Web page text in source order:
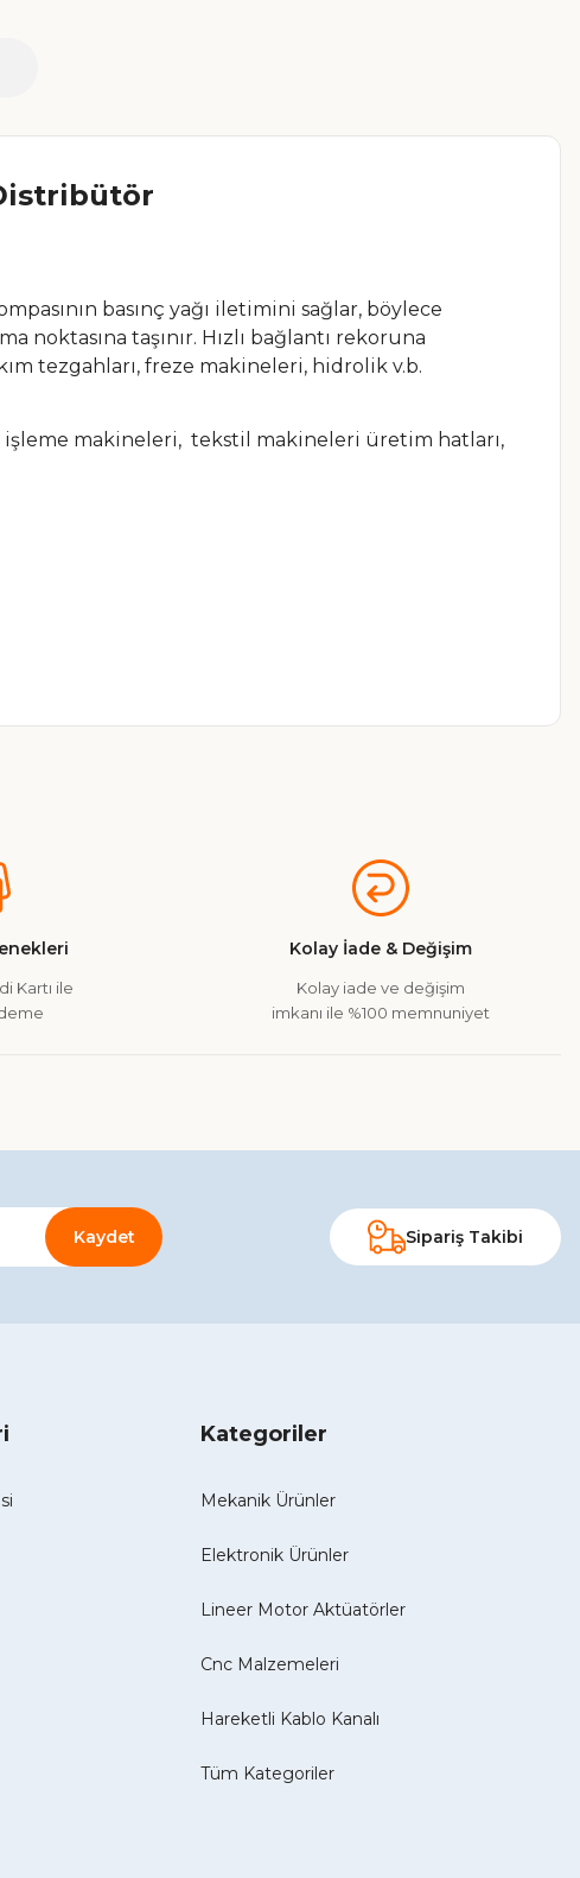
basınç yağı iletimini sağlar, böylece
taşınır. Hızlı bağlantı rekoruna
tezgahları, freze makineleri, hidrolik v.b.
işleme makineleri, tekstil makineleri üretim hatları,
Kartı ile
Kolay İade & Değişim
Kolay iade ve değişim
imkanı ile %100 memnuniyet
Kaydet Sipariş Takibi
Kategoriler
Mekanik Ürünler
Elektronik Ürünler
Lineer Motor Aktüatörler
Cnc Malzemeleri
Hareketli Kablo Kanalı
Tüm Kategoriler